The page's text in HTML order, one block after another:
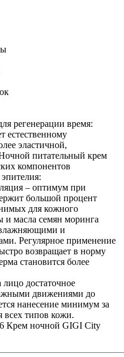
регенерации время:
эластичной,
питательный крем
компонентов
– оптимум при
большой процент
для кожного
и масла семян моринга
и
Регулярное применение
возвращает в норму
становится более
достаточное
движениями до
нанесение минимум за
всех типов кожи.
Крем ночной GIGI City